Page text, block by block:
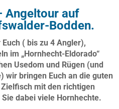
Angeltour auf
Bodden.
( bis zu 4 Angler),
im „Hornhecht-Eldorado“
Usedom und Rügen (und
wir bringen Euch an die guten
mit den richtigen
dabei viele Hornhechte.